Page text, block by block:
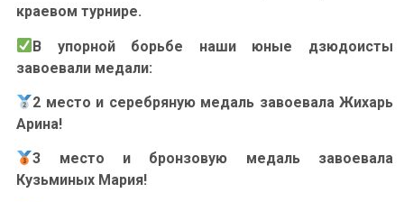
краевом турнире.
В упорной борьбе наши юные дзюдоисты
завоевали медали:
2 место и серебряную медаль завоевала Жихарь
Арина!
3 место и бронзовую медаль завоевала
Кузьминых Мария!